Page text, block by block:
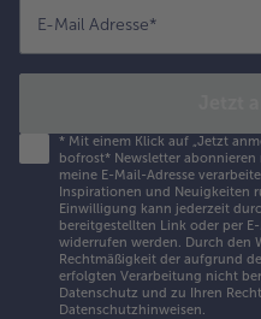
E-Mail Adresse*
* Mit einem Klick auf „Jetzt
bofrost* Newsletter
meine E-Mail-Adresse
Inspirationen und Neuigkeiten
Einwilligung kann jederzeit
bereitgestellten Link oder per
widerrufen werden. Durch den
Rechtmäßigkeit der aufgrund
erfolgten Verarbeitung nicht
Datenschutz und zu Ihren
Datenschutzhinweisen.